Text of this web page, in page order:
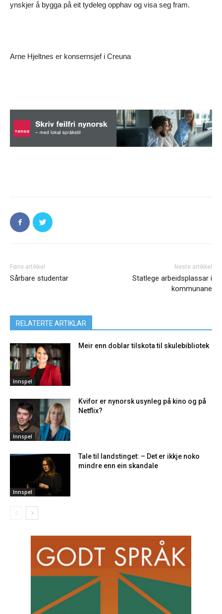
ynskjer å bygga på eit tydeleg opphav og visa seg fram.
Arne Hjeltnes er konsernsjef i Creuna
Førre artikkel
Sårbare studentar
Neste artikkel
Statlege arbeidsplassar i
kommunane
RELATERTE ARTIKLAR
Innspel
Meir enn doblar tilskota til skulebibliotek
Innspel
Kvifor er nynorsk usynleg på kino og på
Netflix?
Innspel
Tale til landstinget: – Det er ikkje noko
mindre enn ein skandale